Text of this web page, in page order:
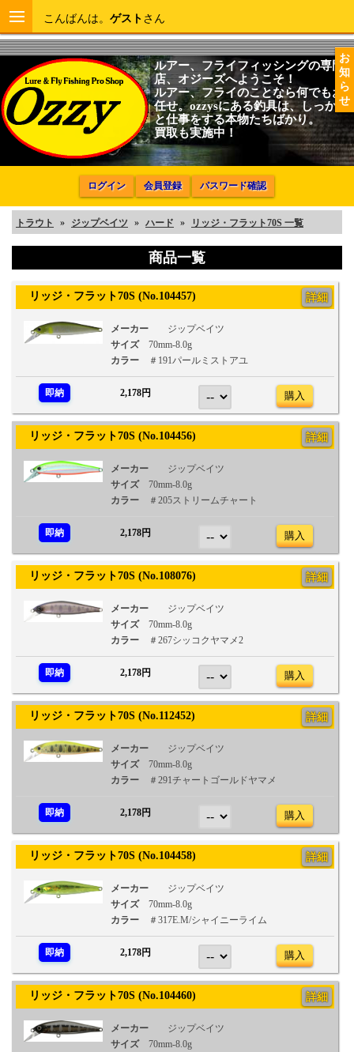
お
知
ら
せ
こんばんは。 ゲスト さん
ルアー、フライフィッシングの専門
店、オジーズへようこそ！
ルアー、フライのことなら何でもお
任せ。ozzysにある釣具は、しっかり
と仕事をする本物たちばかり。
買取も実施中！
ログイン 会員登録 パスワード確認
トラウト » ジップベイツ » ハード » リッジ・フラット70S 一覧
商品一覧
リッジ・フラット70S (No.104457) 詳細
メーカー
ジップベイツ
サイズ
70mm-8.0g
カラー
＃191パールミストアユ
即納 2,178円 購入
リッジ・フラット70S (No.104456) 詳細
メーカー
ジップベイツ
サイズ
70mm-8.0g
カラー
＃205ストリームチャート
即納 2,178円 購入
リッジ・フラット70S (No.108076) 詳細
メーカー
ジップベイツ
サイズ
70mm-8.0g
カラー
＃267シッコクヤマメ2
即納 2,178円 購入
リッジ・フラット70S (No.112452) 詳細
メーカー
ジップベイツ
サイズ
70mm-8.0g
カラー
＃291チャートゴールドヤマメ
即納 2,178円 購入
リッジ・フラット70S (No.104458) 詳細
メーカー
ジップベイツ
サイズ
70mm-8.0g
カラー
＃317E.M/シャイニーライム
即納 2,178円 購入
リッジ・フラット70S (No.104460) 詳細
メーカー
ジップベイツ
サイズ
70mm-8.0g